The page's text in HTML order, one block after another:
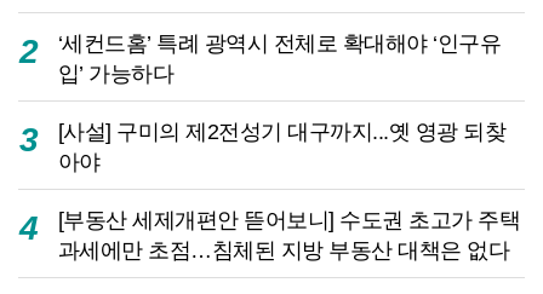
2
‘세컨드홈’ 특례 광역시 전체로 확대해야 ‘인구유
입’ 가능하다
3
[사설] 구미의 제2전성기 대구까지...옛 영광 되찾
아야
4
[부동산 세제개편안 뜯어보니] 수도권 초고가 주택
과세에만 초점…침체된 지방 부동산 대책은 없다